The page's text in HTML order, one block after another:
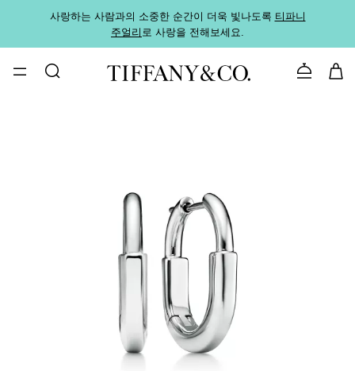
사랑하는 사람과의 소중한 순간이 더욱 빛나도록 티파니
주얼리로 사랑을 전해보세요.
문의하기